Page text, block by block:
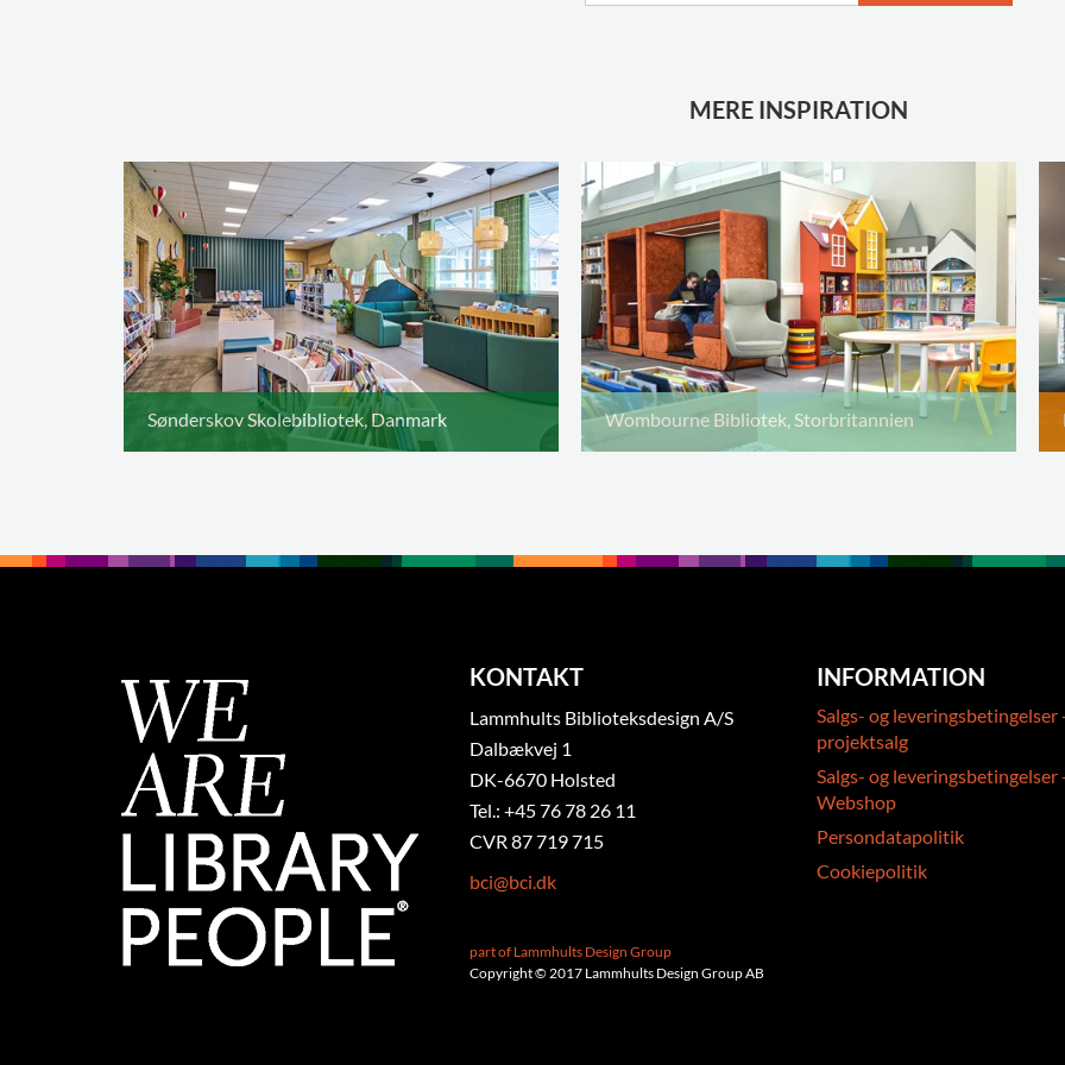
MERE INSPIRATION
Sønderskov Skolebibliotek, Danmark Wombourne Bibliotek, Storbritannien
KONTAKT
Lammhults Biblioteksdesign A/S
Dalbækvej 1
DK-6670 Holsted
Tel.: +45 76 78 26 11
CVR 87 719 715
bci@bci.dk
part of Lammhults Design Group
Copyright © 2017 Lammhults Design Group AB
INFORMATION
Salgs- og leveringsbetingelser
projektsalg
Salgs- og leveringsbetingelser
Webshop
Persondatapolitik
Cookiepolitik